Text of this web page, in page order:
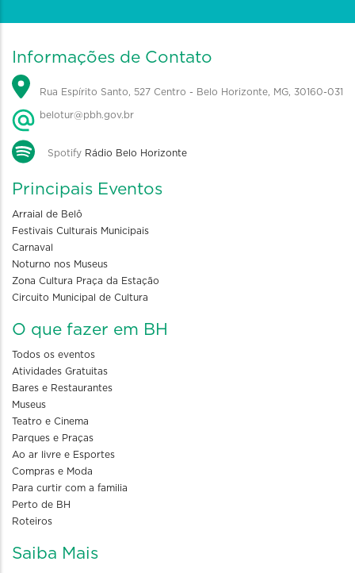
Informações de Contato
Rua Espírito Santo, 527 Centro - Belo Horizonte, MG, 30160-031
belotur@pbh.gov.br
Spotify Rádio Belo Horizonte
Principais Eventos
Arraial de Belô
Festivais Culturais Municipais
Carnaval
Noturno nos Museus
Zona Cultura Praça da Estação
Circuito Municipal de Cultura
O que fazer em BH
Todos os eventos
Atividades Gratuitas
Bares e Restaurantes
Museus
Teatro e Cinema
Parques e Praças
Ao ar livre e Esportes
Compras e Moda
Para curtir com a familia
Perto de BH
Roteiros
Saiba Mais